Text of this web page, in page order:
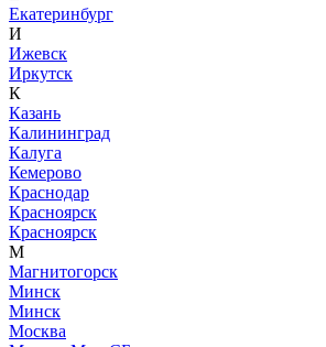
Екатеринбург
И
Ижевск
Иркутск
К
Казань
Калининград
Калуга
Кемерово
Краснодар
Красноярск
Красноярск
М
Магнитогорск
Минск
Минск
Москва